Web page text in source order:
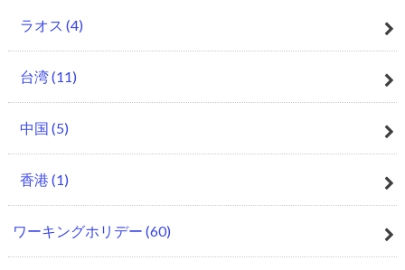
ラオス (4)
台湾(11)
中国 (5)
香港 (1)
ワーキングホリデー (60)